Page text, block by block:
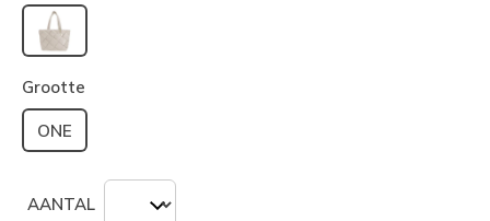
geselecteerd
Grootte
ONE
AANTAL